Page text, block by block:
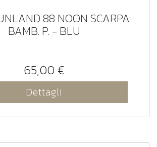
88 NOON SCARPA
BAMB. P. - BLU
65,00 €
Dettagli